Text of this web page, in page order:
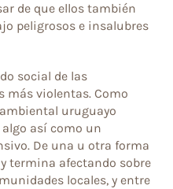
de que ellos también
peligrosos e insalubres
social de las
más violentas. Como
uruguayo
algo así como un
De una u otra forma
termina afectando sobre
locales, y entre